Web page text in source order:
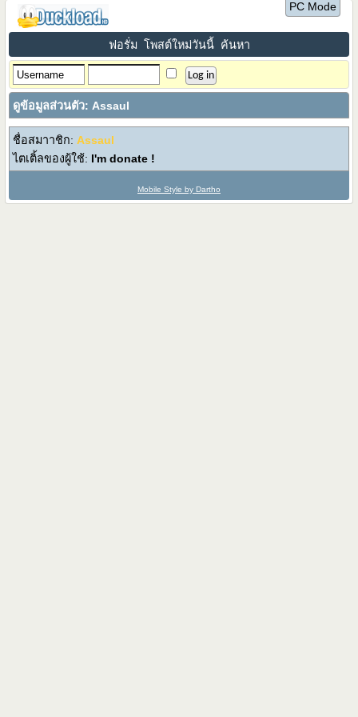
PC Mode
ฟอรั่ม โพสต์ใหม่วันนี้ ค้นหา
ดูข้อมูลส่วนตัว: Assaul
ชื่อสมาาชิก:Assaul
ไตเติ้ลของผู้ใช้: I'm donate !
Mobile Style by Dartho